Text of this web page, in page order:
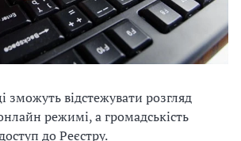
зможуть відстежувати розгляд
режимі, а громадськість
до Реєстру.